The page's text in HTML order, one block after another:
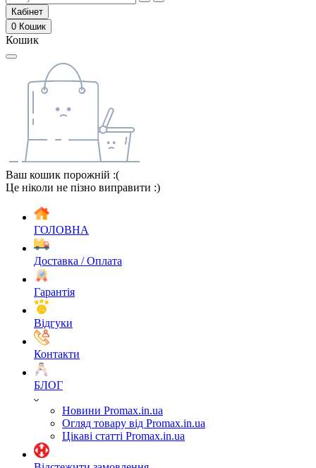
Кабінет
0 Кошик
Кошик
Ваш кошик порожній :(
Це ніколи не пізно виправити :)
ГОЛОВНА
Доставка / Оплата
Гарантія
Відгуки
Контакти
БЛОГ
Новини Promax.in.ua
Огляд товару від Promax.in.ua
Цікаві статті Promax.in.ua